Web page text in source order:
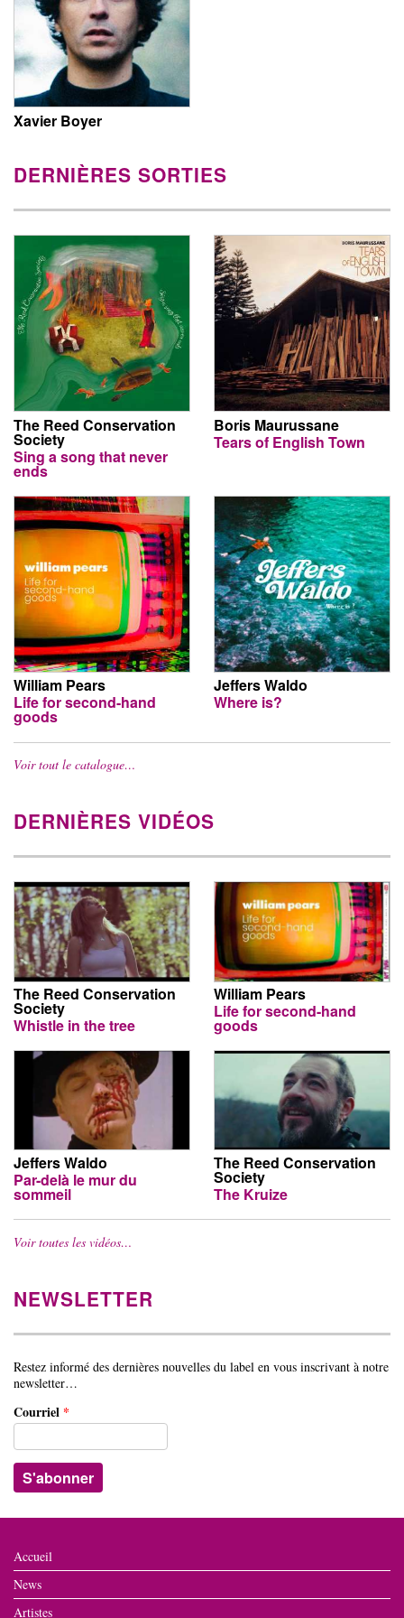
Xavier Boyer
DERNIÈRES SORTIES
The Reed Conservation
Society
Sing a song that never
ends
Boris Maurussane
Tears of English Town
William Pears
Life for second-hand
goods
Jeffers Waldo
Where is?
Voir tout le catalogue…
DERNIÈRES VIDÉOS
The Reed Conservation
Society
Whistle in the tree
William Pears
Life for second-hand
goods
Jeffers Waldo
Par-delà le mur du
sommeil
The Reed Conservation
Society
The Kruize
Voir toutes les vidéos…
NEWSLETTER
Restez informé des dernières nouvelles du label en vous inscrivant à notre
newsletter…
Courriel *
Accueil
News
Artistes